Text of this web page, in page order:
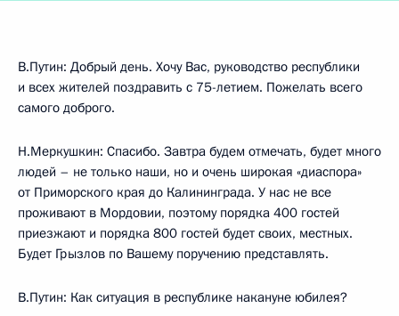
В.Путин: Добрый день. Хочу Вас, руководство республики
и всех жителей поздравить с 75-летием. Пожелать всего
самого доброго.
Н.Меркушкин: Спасибо. Завтра будем отмечать, будет много
людей – не только наши, но и очень широкая «диаспора»
от Приморского края до Калининграда. У нас не все
проживают в Мордовии, поэтому порядка 400 гостей
приезжают и порядка 800 гостей будет своих, местных.
Будет Грызлов по Вашему поручению представлять.
В.Путин: Как ситуация в республике накануне юбилея?